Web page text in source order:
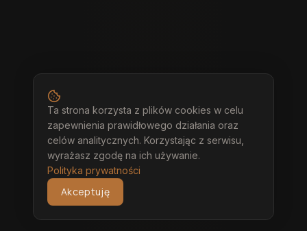
Ta strona korzysta z plików cookies w celu
zapewnienia prawidłowego działania oraz
celów analitycznych. Korzystając z serwisu,
wyrażasz zgodę na ich używanie.
Polityka prywatności
Akceptuję